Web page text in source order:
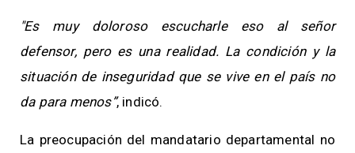
"Es muy doloroso escucharle eso al señor
defensor, pero es una realidad. La condición y la
situación de inseguridad que se vive en el país no
da para menos”, indicó.
La preocupación del mandatario departamental no